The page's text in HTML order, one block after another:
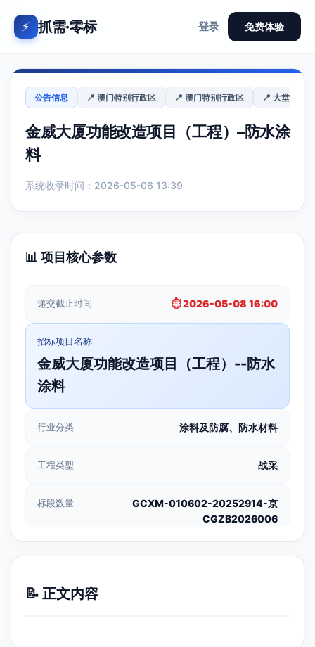
⚡ 抓需·零标 登录 免费体验
公告信息 📍 澳门特别行政区 📍 澳门特别行政区 📍 大堂区
金威大厦功能改造项目（工程）–防水涂
料
系统收录时间：2026-05-06 13:39
📊 项目核心参数
递交截止时间 ⏱️ 2026-05-08 16:00
招标项目名称
金威大厦功能改造项目（工程）--防水
涂料
行业分类 涂料及防腐、防水材料
工程类型 战采
标段数量
GCXM-010602-20252914-京
CGZB2026006
📝 正文内容